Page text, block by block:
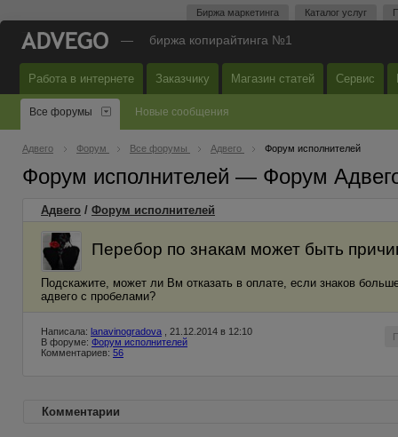
Биржа маркетинга Каталог услуг
— биржа копирайтинга №1
Работа в интернете Заказчику Магазин статей Сервис
Все форумы Новые сообщения
Адвего Форум Все форумы Адвего Форум исполнителей
Форум исполнителей — Форум
Адвего / Форум исполнителей
Перебор по знакам может быть
Подскажите, может ли Вм отказать в оплате, если знаков
адвего с пробелами?
Написала: lanavinogradova , 21.12.2014 в 12:10
В форуме: Форум исполнителей
Комментариев: 56
Комментарии